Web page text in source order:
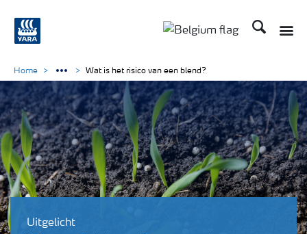
Zoek op
Uitgelicht
Home Wat is het risico van een blend?